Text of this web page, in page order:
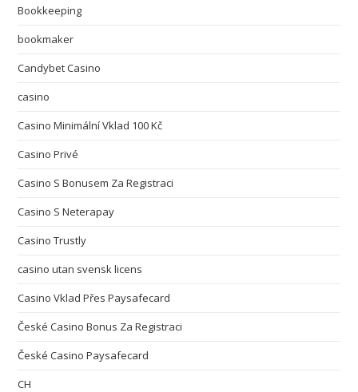
Bookkeeping
bookmaker
Candybet Casino
casino
Casino Minimální Vklad 100 Kč
Casino Privé
Casino S Bonusem Za Registraci
Casino S Neterapay
Casino Trustly
casino utan svensk licens
Casino Vklad Přes Paysafecard
České Casino Bonus Za Registraci
České Casino Paysafecard
CH